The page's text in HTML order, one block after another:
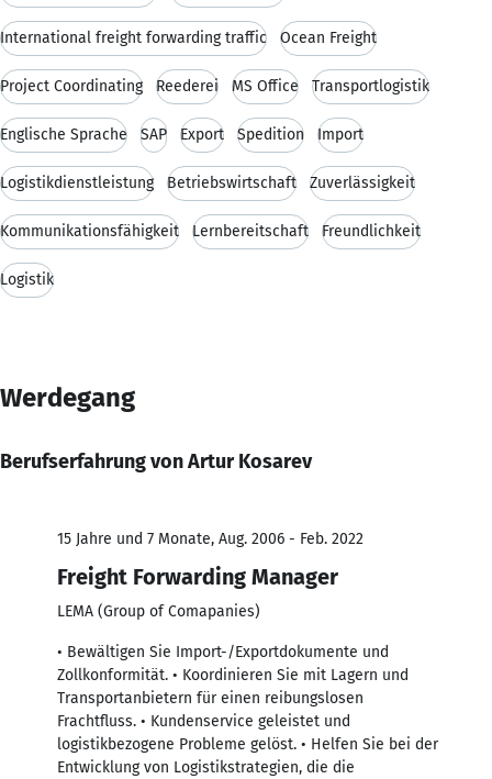
International freight forwarding traffic Ocean Freight
Project Coordinating Reederei MS Office Transportlogistik
Englische Sprache SAP Export Spedition Import
Logistikdienstleistung Betriebswirtschaft Zuverlässigkeit
Kommunikationsfähigkeit Lernbereitschaft Freundlichkeit
Logistik
Werdegang
Berufserfahrung von Artur Kosarev
15 Jahre und 7 Monate, Aug. 2006 - Feb. 2022
Freight Forwarding Manager
LEMA (Group of Comapanies)
• Bewältigen Sie Import-/Exportdokumente und
Zollkonformität. • Koordinieren Sie mit Lagern und
Transportanbietern für einen reibungslosen
Frachtfluss. • Kundenservice geleistet und
logistikbezogene Probleme gelöst. • Helfen Sie bei der
Entwicklung von Logistikstrategien, die die